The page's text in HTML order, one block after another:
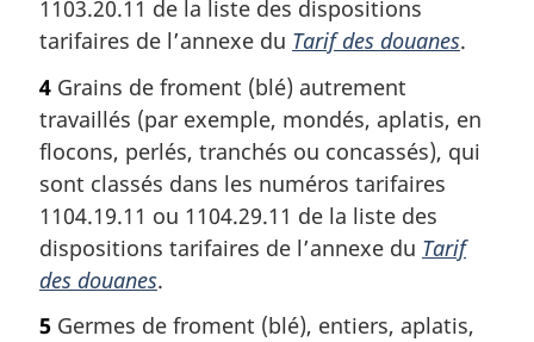
1103.20.11 de la liste des dispositions
tarifaires de l’annexe du Tarif des douanes.
4 Grains de froment (blé) autrement
travaillés (par exemple, mondés, aplatis, en
flocons, perlés, tranchés ou concassés), qui
sont classés dans les numéros tarifaires
1104.19.11 ou 1104.29.11 de la liste des
dispositions tarifaires de l’annexe du Tarif
des douanes.
5 Germes de froment (blé), entiers, aplatis,